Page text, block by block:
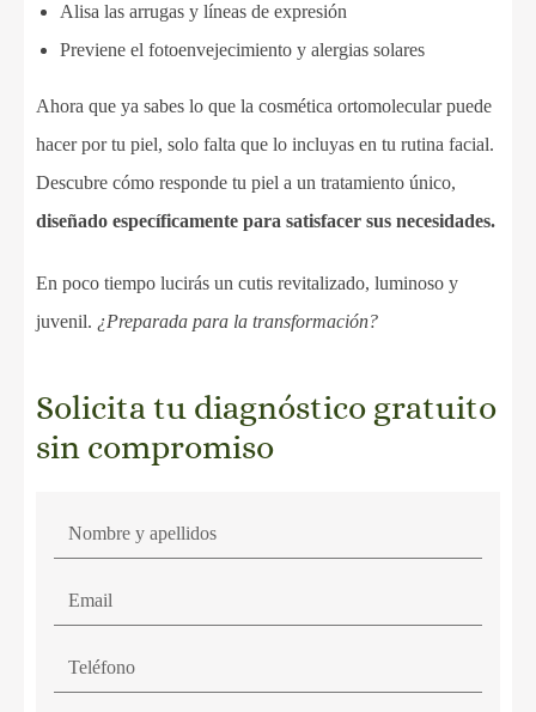
Alisa las arrugas y líneas de expresión
Previene el fotoenvejecimiento y alergias solares
Ahora que ya sabes lo que la cosmética ortomolecular puede
hacer por tu piel, solo falta que lo incluyas en tu rutina facial.
Descubre cómo responde tu piel a un tratamiento único,
diseñado específicamente para satisfacer sus necesidades.
En poco tiempo lucirás un cutis revitalizado, luminoso y
juvenil. ¿Preparada para la transformación?
Solicita tu diagnóstico gratuito
sin compromiso